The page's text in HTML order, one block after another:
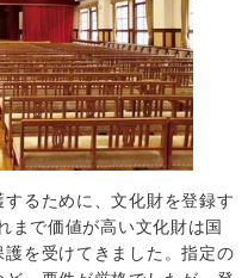
るために、文化財を登録す
まで価値が高い文化財は国
を受けてきました。指定の